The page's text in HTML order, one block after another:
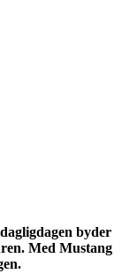
byder
Med Mustang